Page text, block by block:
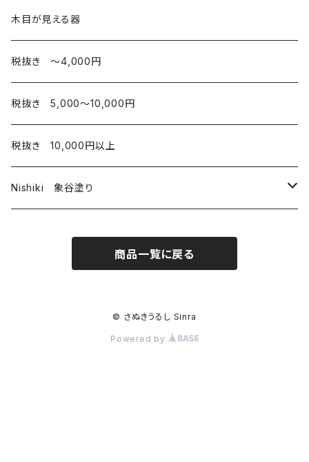
椀
弁当箱
酒器
皿
カップ
お椀
弁当箱
木目が見える器
税抜き 〜4,000円
税抜き 5,000〜10,000円
税抜き 10,000円以上
Nishiki 象谷塗り
商品一覧に戻る
© さぬきうるし Sinra
Powered by